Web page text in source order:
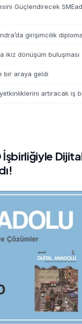
İşbirliğiyle
Güçlendirecek
girişimcilik
ikiz dönüşüm buluşması
bir araya geldi
artıracak iş